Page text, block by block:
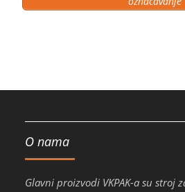
O nama
Glavni proizvodi VKPAK-a su stroj